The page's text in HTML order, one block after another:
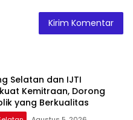
Selatan dan IJTI
Kemitraan, Dorong
yang Berkualitas